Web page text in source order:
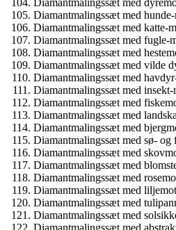
Diamantmalingssæt med
Diamantmalingssæt med
Diamantmalingssæt med katte-
Diamantmalingssæt med fugle-
Diamantmalingssæt med
Diamantmalingssæt med vilde
Diamantmalingssæt med
Diamantmalingssæt med
Diamantmalingssæt med
Diamantmalingssæt med
Diamantmalingssæt med
Diamantmalingssæt med sø- og
Diamantmalingssæt med
Diamantmalingssæt med
Diamantmalingssæt med
Diamantmalingssæt med
Diamantmalingssæt med
Diamantmalingssæt med
Diamantmalingssæt med